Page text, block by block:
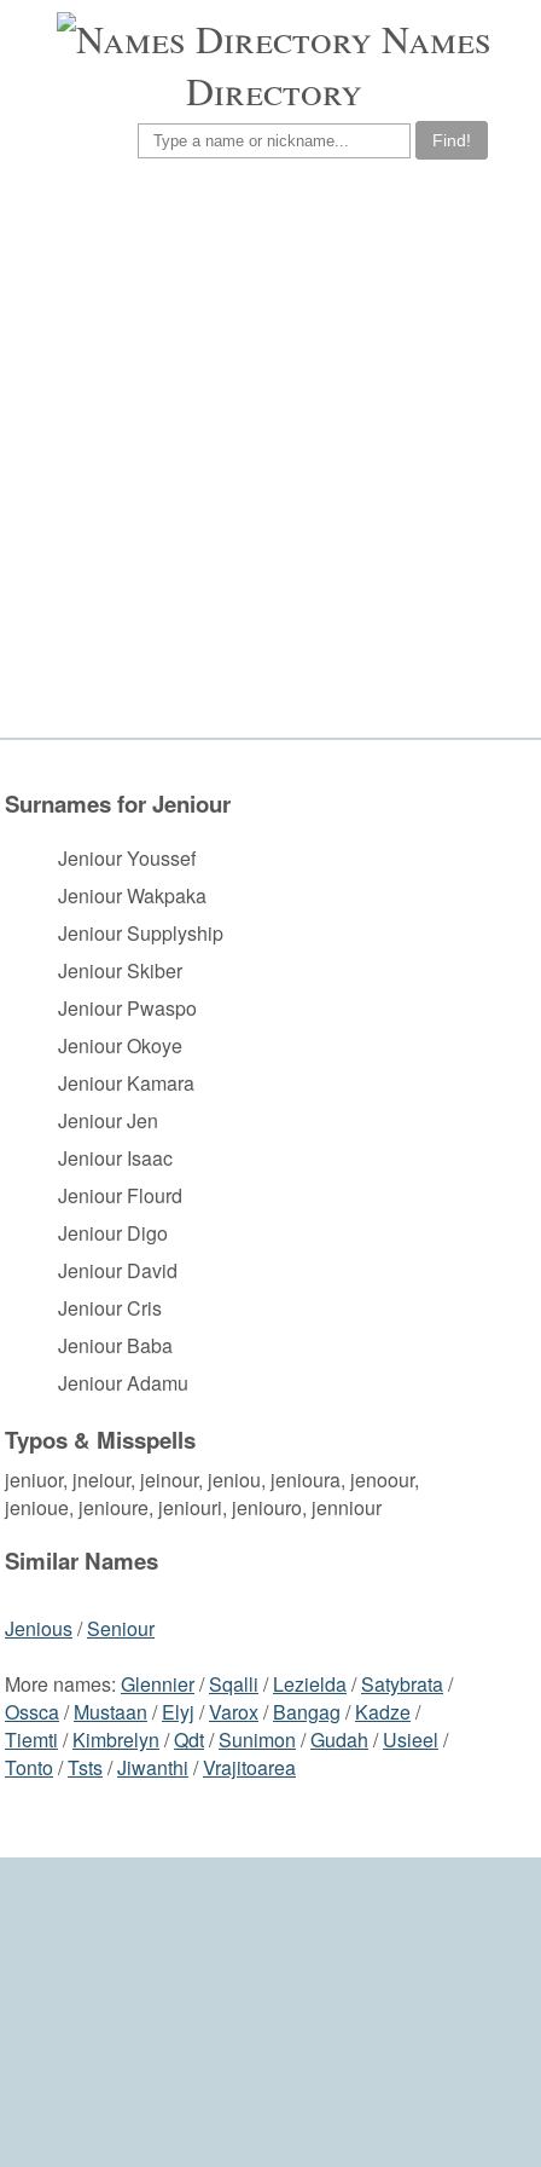
Names
Directory
Find!
Surnames for Jeniour
Jeniour Youssef
Jeniour Wakpaka
Jeniour Supplyship
Jeniour Skiber
Jeniour Pwaspo
Jeniour Okoye
Jeniour Kamara
Jeniour Jen
Jeniour Isaac
Jeniour Flourd
Jeniour Digo
Jeniour David
Jeniour Cris
Jeniour Baba
Jeniour Adamu
Typos & Misspells
jeniuor, jneiour, jeinour, jeniou, jenioura, jenoour,
jenioue, jenioure, jeniouri, jeniouro, jenniour
Similar Names
Jenious/Seniour
More names: Glennier/Sqalli /Lezielda/Satybrata/
Ossca/Mustaan /Elyj /Varox/Bangag /Kadze/
Tiemti /Kimbrelyn /Qdt/Sunimon /Gudah /Usieel /
Tonto/Tsts/Jiwanthi /Vrajitoarea